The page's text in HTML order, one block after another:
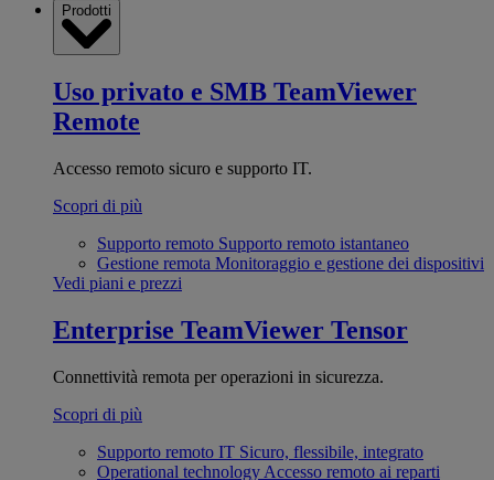
Prodotti
Uso privato e SMB TeamViewer
Remote
Accesso remoto sicuro e supporto IT.
Scopri di più
Supporto remoto Supporto remoto istantaneo
Gestione remota Monitoraggio e gestione dei dispositivi
Vedi piani e prezzi
Enterprise TeamViewer Tensor
Connettività remota per operazioni in sicurezza.
Scopri di più
Supporto remoto IT Sicuro, flessibile, integrato
Operational technology Accesso remoto ai reparti